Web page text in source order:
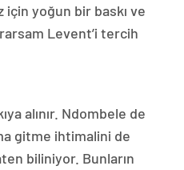
için yoğun bir baskı ve
Levent’i tercih
alınır. Ndombele de
gitme ihtimalini de
biliniyor. Bunların